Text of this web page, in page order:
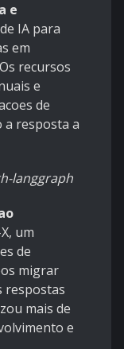
e
IA para
em
recursos
e
de
a resposta a
langgraph
um
de
migrar
respostas
mais de
e